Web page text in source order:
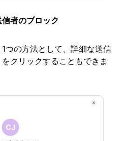
者のブロック
つの方法として、詳細な送信
をクリックすることもできま